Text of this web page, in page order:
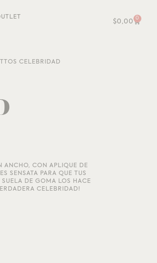
$0,00
0
CELEBRIDAD
ANCHO, CON APLIQUE DE
SENSATA PARA QUE TUS
DE GOMA LOS HACE
CELEBRIDAD!